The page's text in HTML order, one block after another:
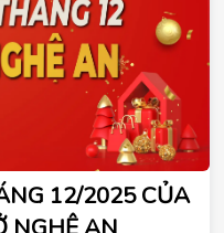
12/2025 CỦA